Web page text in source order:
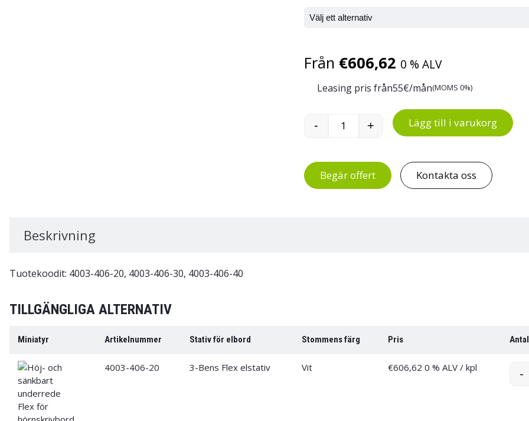
Från €606,62 0 % ALV
Leasing pris från55€/mån(MOMS 0%)
Höj- och sänkbart underrede för
- + Lägg till i varukorg
Begär offert Kontakta oss
Beskrivning
Tuotekoodit: 4003-406-20, 4003-406-30, 4003-406-40
TILLGÄNGLIGA ALTERNATIV
Miniatyr Artikelnummer Stativ för elbord Stommens färg Pris Antal
4003-406-20 3-Bens Flex elstativ Vit €606,62 0 % ALV / kpl -